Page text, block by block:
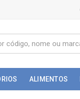
ALIMENTOS